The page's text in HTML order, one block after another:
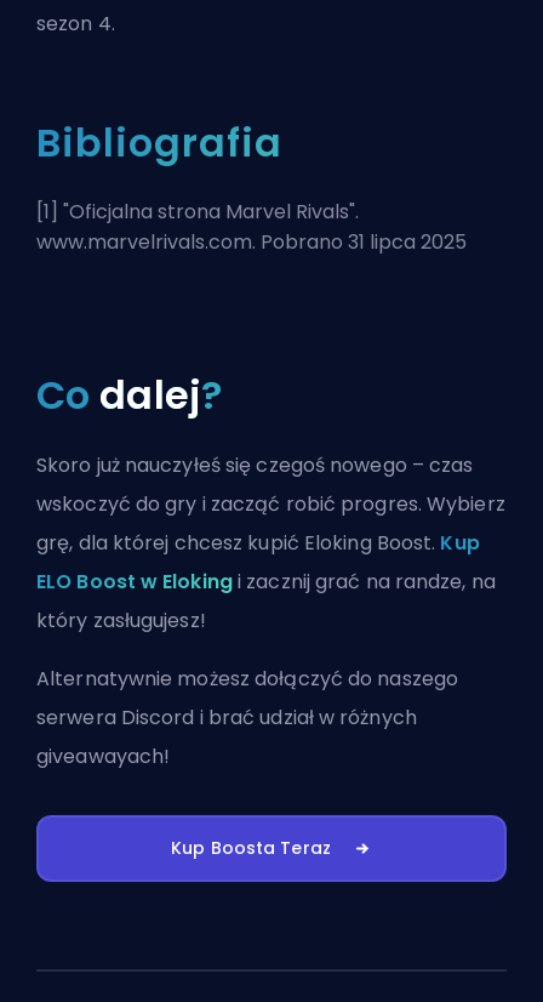
sezon 4.
Bibliografia
[1] "Oficjalna strona Marvel Rivals".
www.marvelrivals.com. Pobrano 31 lipca 2025
Co dalej?
Skoro już nauczyłeś się czegoś nowego – czas
wskoczyć do gry i zacząć robić progres. Wybierz
grę, dla której chcesz kupić Eloking Boost. Kup
ELO Boost w Elokingi zacznij grać na randze, na
który zasługujesz!
Alternatywnie możeszdołączyć do naszego
serwera Discord i brać udział w różnych
giveawayach!
Kup Boosta Teraz